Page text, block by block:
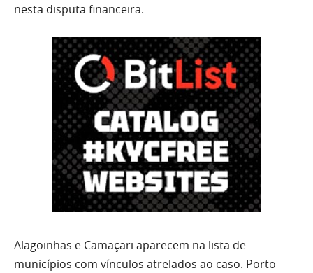
nesta disputa financeira.
Alagoinhas e Camaçari aparecem na lista de
municípios com vínculos atrelados ao caso. Porto